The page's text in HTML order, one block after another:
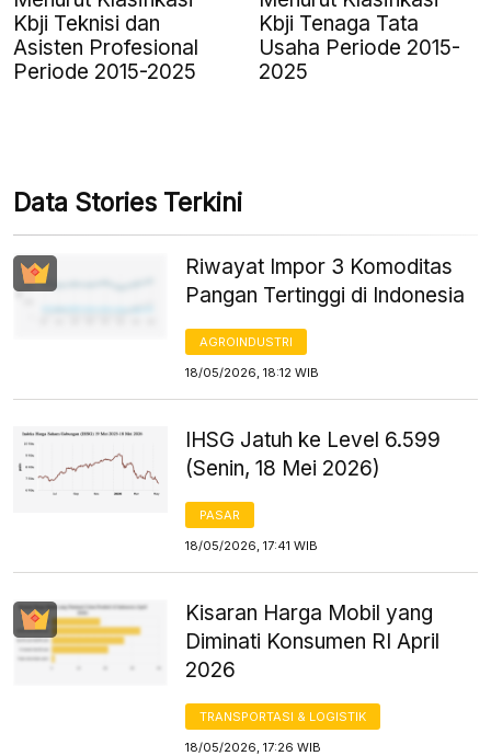
Kbji Teknisi dan
Asisten Profesional
Periode 2015-2025
Kbji Tenaga Tata
Usaha Periode 2015-
2025
Data Stories Terkini
Riwayat Impor 3 Komoditas
Pangan Tertinggi di Indonesia
AGROINDUSTRI
18/05/2026, 18:12 WIB
IHSG Jatuh ke Level 6.599
(Senin, 18 Mei 2026)
PASAR
18/05/2026, 17:41 WIB
Kisaran Harga Mobil yang
Diminati Konsumen RI April
2026
TRANSPORTASI & LOGISTIK
18/05/2026, 17:26 WIB